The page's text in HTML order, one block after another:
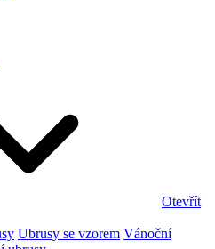
Otevřít
Ubrusy se vzorem Vánoční